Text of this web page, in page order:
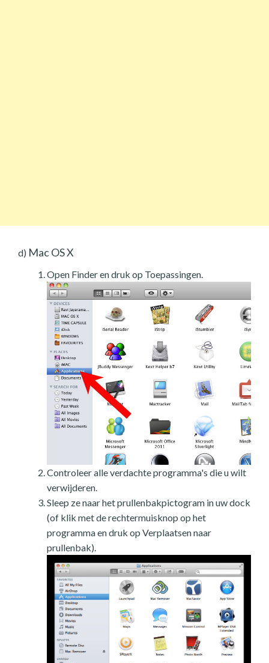
d) Mac OS X
Open Finder en druk op Toepassingen.
Controleer alle verdachte programma's die u wilt
verwijderen.
Sleep ze naar het prullenbakpictogram in uw dock
(of klik met de rechtermuisknop op het
programma en druk op Verplaatsen naar
prullenbak).